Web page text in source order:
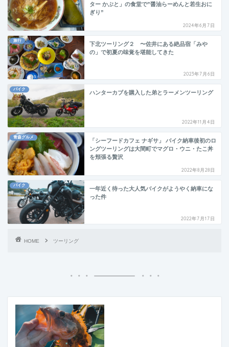
ター かぶと」の食堂で”醤油らーめんと若生おに
ぎり”
2024年6月7日
旅行
下北ツーリング２ 〜佐井にある絶品宿「みや
の」で初夏の味覚を堪能してきた
2023年7月6日
バイク
ハンターカブを購入した弟とラーメンツーリング
2022年11月4日
青森グルメ
「シーフードカフェ ナギサ」 バイク納車後初のロ
ングツーリングは大間町でマグロ・ウニ・たこ丼
を頬張る贅沢
2022年8月28日
バイク
一年近く待った大人気バイクがようやく納車にな
った件
2022年7月17日
HOME ツーリング